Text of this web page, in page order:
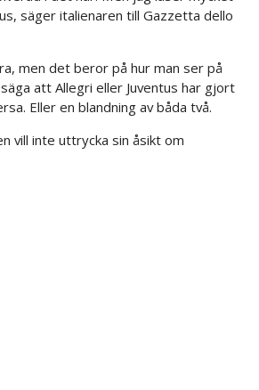
säger italienaren till Gazzetta dello
men det beror på hur man ser på
att Allegri eller Juventus har gjort
Eller en blandning av båda två.
vill inte uttrycka sin åsikt om